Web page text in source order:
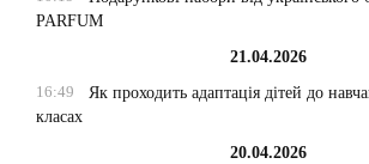
PARFUM
21.04.2026
16:49
Як проходить адаптація дітей до
класах
20.04.2026